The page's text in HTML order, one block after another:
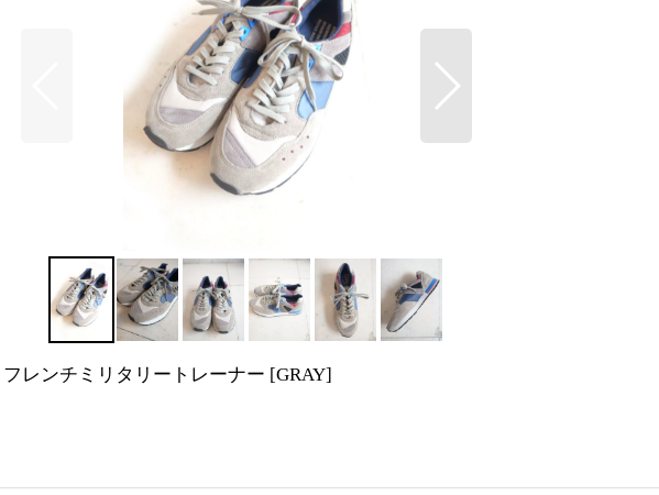
フレンチミリタリートレーナー [GRAY]